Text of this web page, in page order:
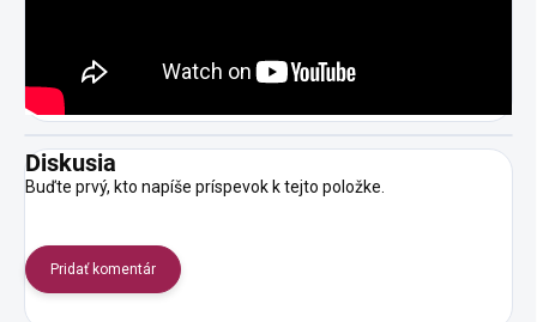
Diskusia
Buďte prvý, kto napíše príspevok k tejto položke.
Pridať komentár